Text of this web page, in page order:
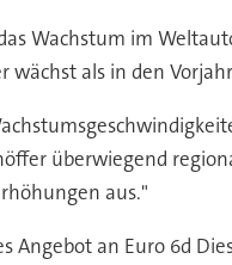
Wachstum im
wächst als in den
überwiegend
aus."
Angebot an Euro 6d